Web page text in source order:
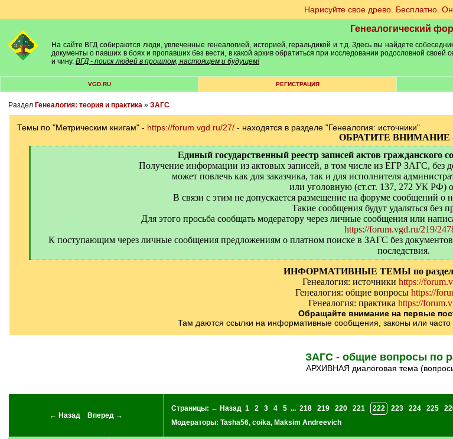
Нарисуйте свое древо. Бесплатно.
Генеалогический
На сайте ВГД собираются люди, увлеченные генеалогией, историей, геральдикой и т.д. Здесь вы найдете
документы о павших в боях и пропавших без вести, в какой архив обратиться при исследовании родословной
и чину. ВГД - поиск людей в прошлом, настоящем и будущем!
VGD.RU РЕГИСТРАЦИЯ
Раздел Генеалогия: теория и практика» ЗАГС
Темы по "Метрическим книгам" - https://forum.vgd.ru/27/- находятся в разделе "Генеалогия: источники"
ОБРАТИТЕ ВНИМАНИЕ
Единый государственный реестр записей актов гражданского
Получение информации из актовых записей, в том числе из ЕГР ЗАГС, без
может повлечь как для заказчика, так и для исполнителя
или уголовную (ст.ст. 137, 272 УК РФ)
В связи с этим не допускается размещение на форуме сообщений о
Такие сообщения будут удаляться без
Для этого просьба сообщать модератору через личные сообщения или
https://forum.vgd.ru/219/
К поступающим через личные сообщения предложениям о платном поиске в ЗАГС без
последствия.
[
ИНФОРМАТИВНЫЕ ТЕМЫ по разделу
Генеалогия: источники https://
Генеалогия: общие вопросы https://
Генеалогия: практика https://
Обращайте внимание на первые
Там даются ссылки на информативные сообщения, законы или
ЗАГС - общие вопросы по
АРХИВНАЯ диалоговая тема
← Назад Вперед →
Страницы: ← Назад 1 2 3 4 5 ... 218 219 220 221 222 223 224 225
Модераторы: Tasha56, coika, Maksim Andreevich